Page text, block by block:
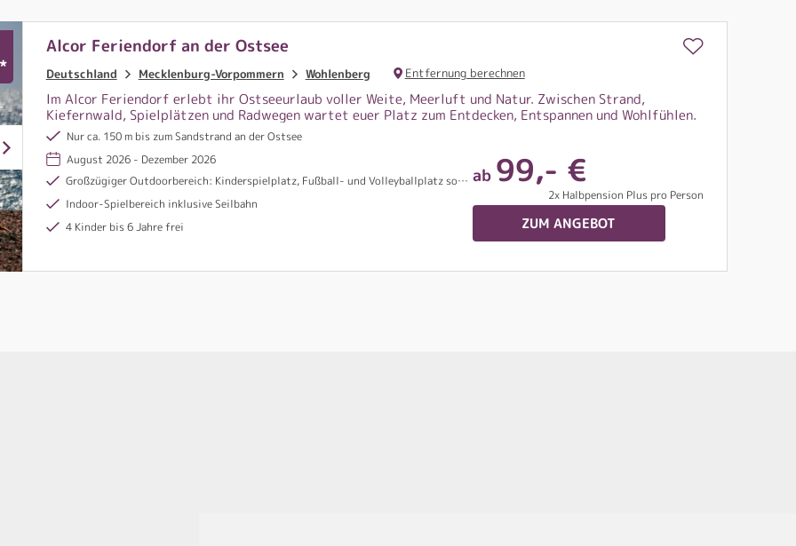
Alcor Feriendorf an der Ostsee
Deutschland Mecklenburg-Vorpommern Wohlenberg Entfernung berechnen
Im Alcor Feriendorf erlebt ihr Ostseeurlaub voller Weite, Meerluft und Natur. Zwischen Strand,
Kiefernwald, Spielplätzen und Radwegen wartet euer Platz zum Entdecken, Entspannen und Wohlfühlen.
Nur ca. 150 m bis zum Sandstrand an der Ostsee
August 2026 - Dezember 2026
Großzügiger Outdoorbereich: Kinderspielplatz, Fußball- und Volleyballplatz sowie eine Rennfahrwiese (Autoscooter gegen Gebühr)
Indoor-Spielbereich inklusive Seilbahn
4 Kinder bis 6 Jahre frei
ab 99,- €
2x Halbpension Plus pro Person
ZUM ANGEBOT